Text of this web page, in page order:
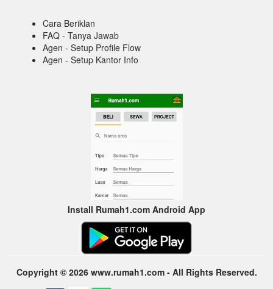
Cara Beriklan
FAQ - Tanya Jawab
Agen - Setup Profile Flow
Agen - Setup Kantor Info
Install Rumah1.com Android App
Copyright © 2026 www.rumah1.com - All Rights Reserved.